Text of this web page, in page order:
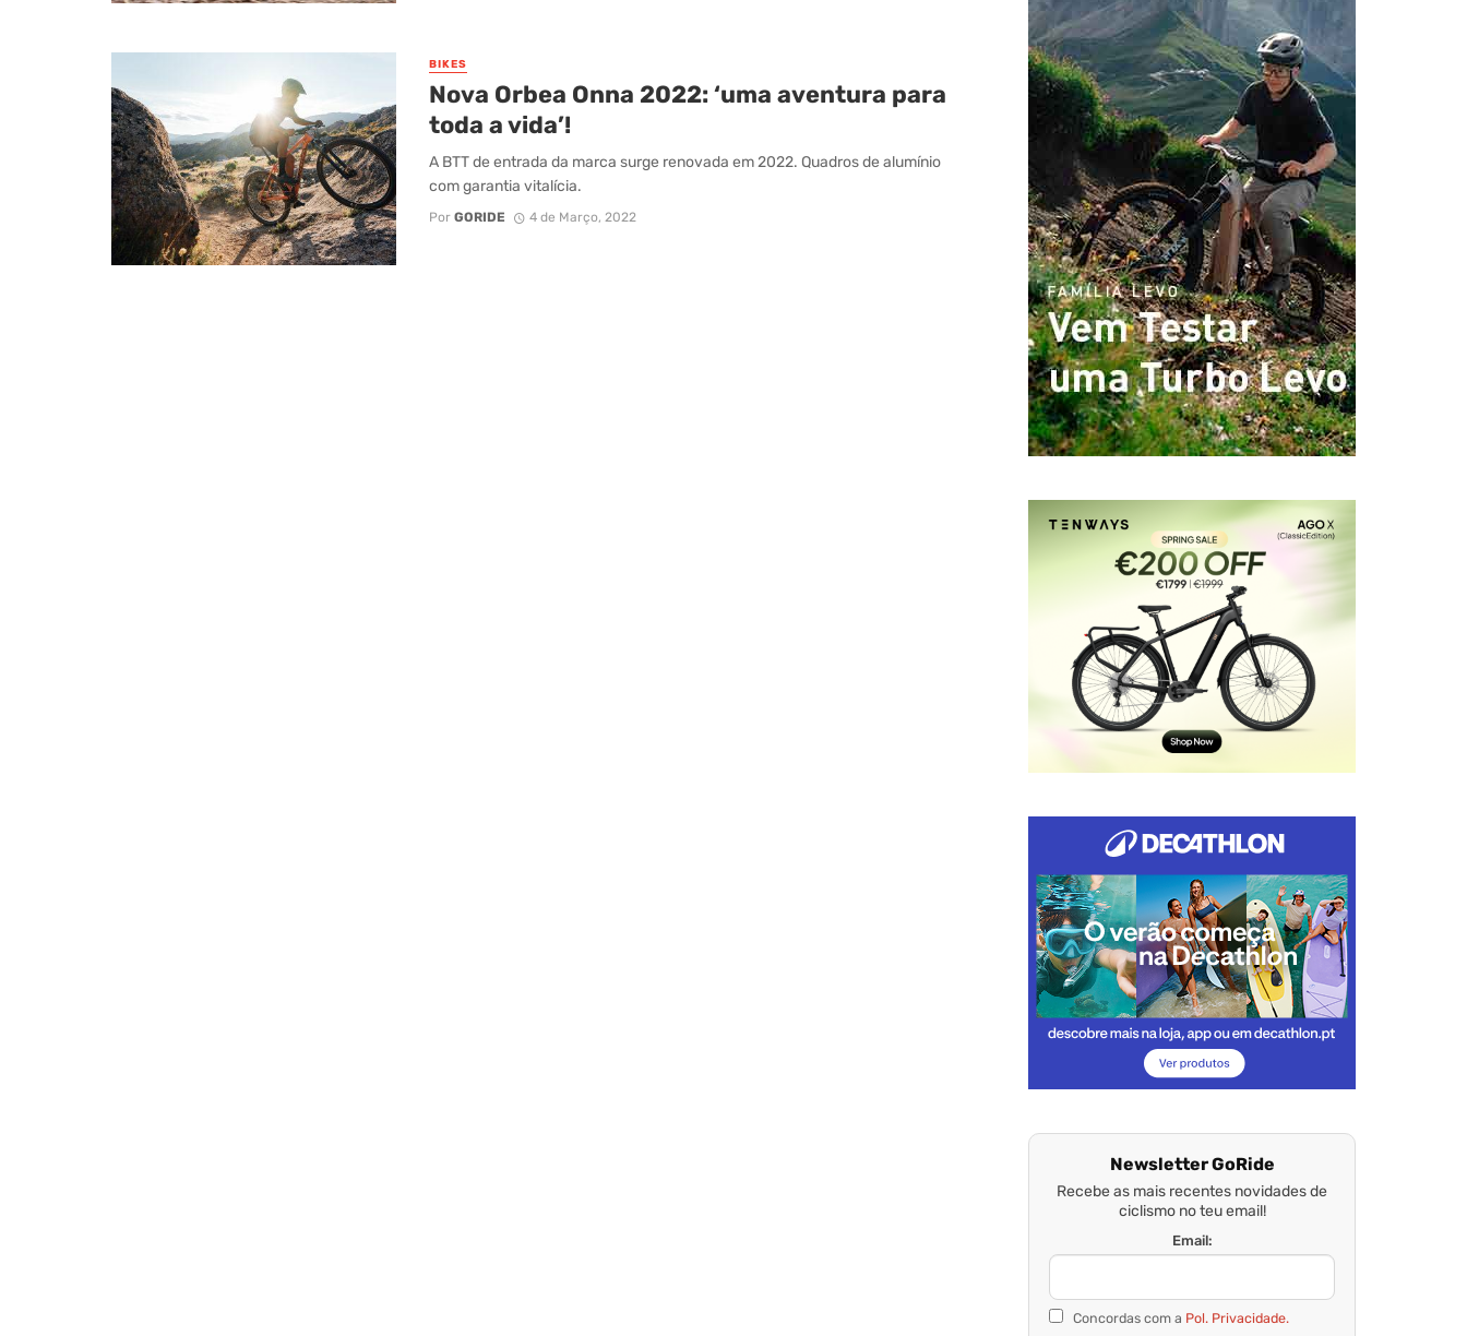
BIKES
Nova Orbea Onna 2022: ‘uma aventura para
toda a vida’!
A BTT de entrada da marca surge renovada em 2022. Quadros de alumínio
com garantia vitalícia.
Por GORIDE 4 de Março, 2022
Newsletter GoRide
Recebe as mais recentes novidades de
ciclismo no teu email!
Email:
Concordas com a Pol. Privacidade.